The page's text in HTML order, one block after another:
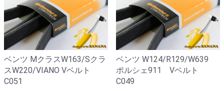
ベンツ MクラスW163/Sクラ
スW220/VIANO Vベルト
C051
ベンツ W124/R129/W639
ポルシェ911 Vベルト
C049